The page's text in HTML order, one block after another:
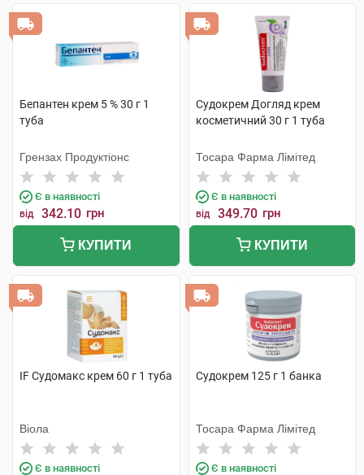
Бепантен крем 5 % 30 г 1
туба
Грензах Продуктіонс
Є в наявності
від 342.10 грн
КУПИТИ
Судокрем Догляд крем
косметичний 30 г 1 туба
Тосара Фарма Лімітед
Є в наявності
від 349.70 грн
КУПИТИ
IF Судомакс крем 60 г 1 туба
Віола
Є в наявності
Судокрем 125 г 1 банка
Тосара Фарма Лімітед
Є в наявності